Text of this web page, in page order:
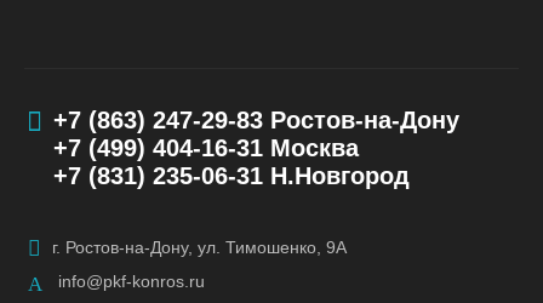
+7 (863) 247-29-83Ростов-на-Дону
+7 (499) 404-16-31Москва
+7 (831) 235-06-31Н.Новгород
г. Ростов-на-Дону, ул. Тимошенко, 9А
info@pkf-konros.ru